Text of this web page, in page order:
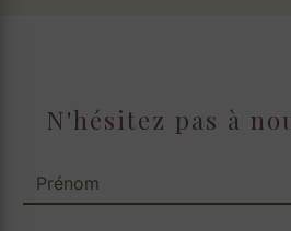
N'hésitez pas à